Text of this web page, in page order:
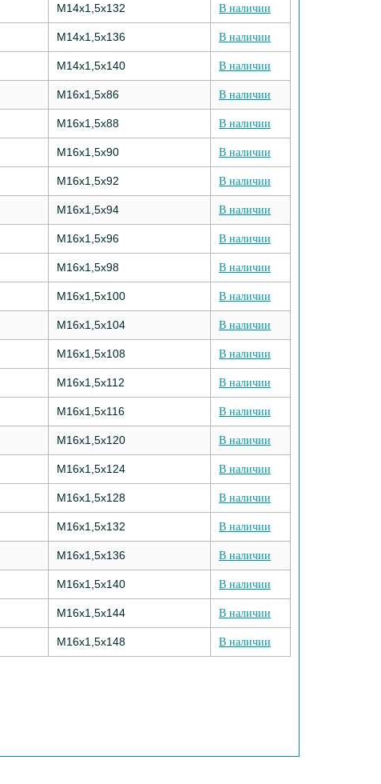
M14х1,5х132 В наличии
M14х1,5х136 В наличии
M14х1,5х140 В наличии
M16х1,5х86 В наличии
M16х1,5х88 В наличии
M16х1,5х90 В наличии
M16х1,5х92 В наличии
M16х1,5х94 В наличии
M16х1,5х96 В наличии
M16х1,5х98 В наличии
M16х1,5х100 В наличии
M16х1,5х104 В наличии
M16х1,5х108 В наличии
M16х1,5х112 В наличии
M16х1,5х116 В наличии
M16х1,5х120 В наличии
M16х1,5х124 В наличии
M16х1,5х128 В наличии
M16х1,5х132 В наличии
M16х1,5х136 В наличии
M16х1,5х140 В наличии
M16х1,5х144 В наличии
M16х1,5х148 В наличии